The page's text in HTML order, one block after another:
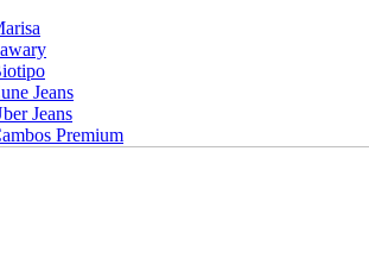
Jeans
Jeans
Premium